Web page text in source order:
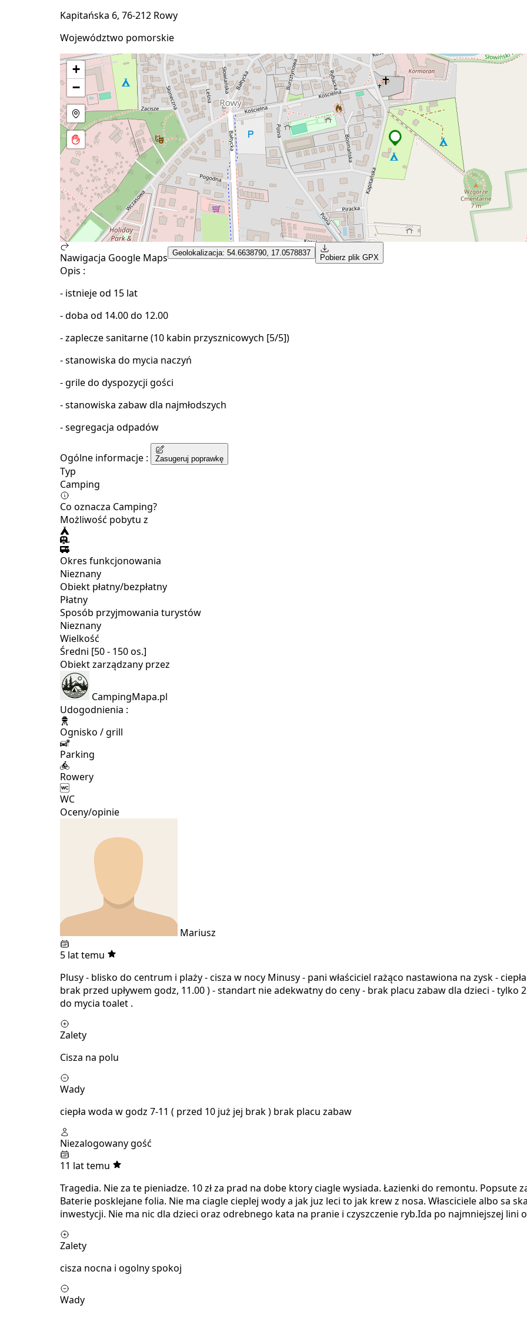
Kapitańska 6, 76-212 Rowy
Województwo pomorskie
+
−
Nawigacja Google Maps Geolokalizacja: 54.6638790, 17.0578837
Pobierz plik GPX
Opis :
- istnieje od 15 lat
- doba od 14.00 do 12.00
- zaplecze sanitarne (10 kabin przysznicowych [5/5])
- stanowiska do mycia naczyń
- grile do dyspozycji gości
- stanowiska zabaw dla najmłodszych
- segregacja odpadów
Ogólne informacje : Zasugeruj poprawkę
Typ
Camping
Co oznacza Camping?
Możliwość pobytu z
Okres funkcjonowania
Nieznany
Obiekt płatny/bezpłatny
Płatny
Sposób przyjmowania turystów
Nieznany
Wielkość
Średni [50 - 150 os.]
Obiekt zarządzany przez
CampingMapa.pl
Udogodnienia :
Ognisko / grill
Parking
Rowery
WC
Oceny/opinie
Mariusz
5 lat temu
Plusy - blisko do centrum i plaży - cisza w nocy Minusy - pani właściciel rażąco nastawiona na zysk -
brak przed upływem godz, 11.00 ) - standart nie adekwatny do ceny - brak placu zabaw dla dzieci - tylko
do mycia toalet .
Zalety
Cisza na polu
Wady
ciepła woda w godz 7-11 ( przed 10 już jej brak ) brak placu zabaw
Niezalogowany gość
11 lat temu
Tragedia. Nie za te pieniadze. 10 zł za prad na dobe ktory ciagle wysiada. Łazienki do remontu. Popsute
Baterie posklejane folia. Nie ma ciagle cieplej wody a jak juz leci to jak krew z nosa. Własciciele albo sa
inwestycji. Nie ma nic dla dzieci oraz odrebnego kata na pranie i czyszczenie ryb.Ida po najmniejszej lini
Zalety
cisza nocna i ogolny spokoj
Wady